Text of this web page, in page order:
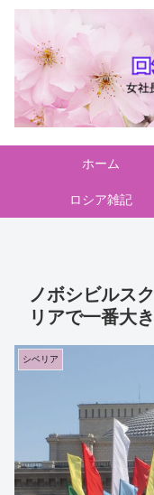
ホーム
ロシア雑記
ノボシビルス
リアで一番大
シベリア